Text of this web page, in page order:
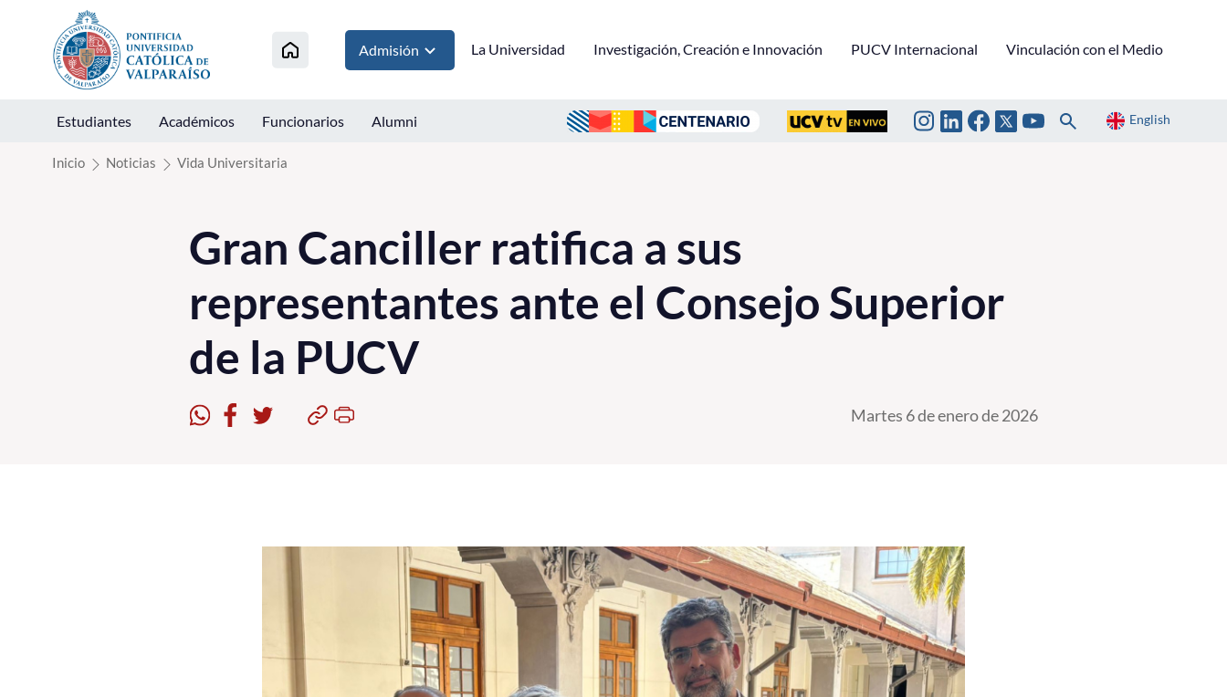
Click acá para ir directamente al contenido
Admisión La Universidad Investigación, Creación e Innovación PUCV Internacional Vinculación con el Medio
Estudiantes Académicos Funcionarios Alumni English
Inicio Noticias Vida Universitaria
Gran Canciller ratifica a sus
representantes ante el Consejo Superior
de la PUCV
Martes 6 de enero de 2026